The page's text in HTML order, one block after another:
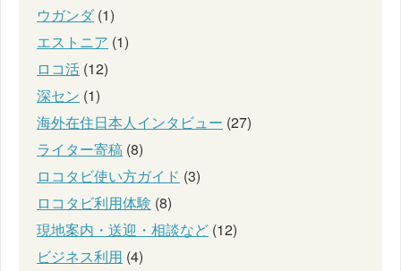
ウガンダ(1)
エストニア (1)
ロコ活 (12)
深セン (1)
海外在住日本人インタビュー (27)
ライター寄稿 (8)
ロコタビ使い方ガイド (3)
ロコタビ利用体験 (8)
現地案内・送迎・相談など (12)
ビジネス利用 (4)